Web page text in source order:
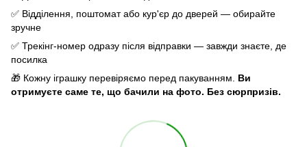
✅ Відділення, поштомат або кур'єр до дверей — обирайте
зручне
✅ Трекінг-номер одразу після відправки — завжди знаєте, де
посилка
🎁 Кожну іграшку перевіряємо перед пакуванням. Ви
отримуєте саме те, що бачили на фото. Без сюрпризів.